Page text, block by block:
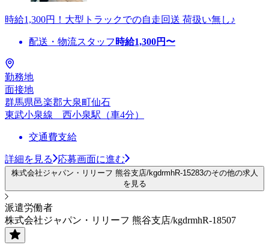
時給1,300円！大型トラックでの自走回送 荷扱い無し♪
配送・物流スタッフ 時給1,300円〜
勤務地
面接地
群馬県邑楽郡大泉町仙石
東武小泉線 西小泉駅（車4分）
交通費支給
詳細を見る 応募画面に進む
株式会社ジャパン・リリーフ 熊谷支店/kgdrmhR-15283のその他の求人
を見る
派遣労働者
株式会社ジャパン・リリーフ 熊谷支店/kgdrmhR-18507